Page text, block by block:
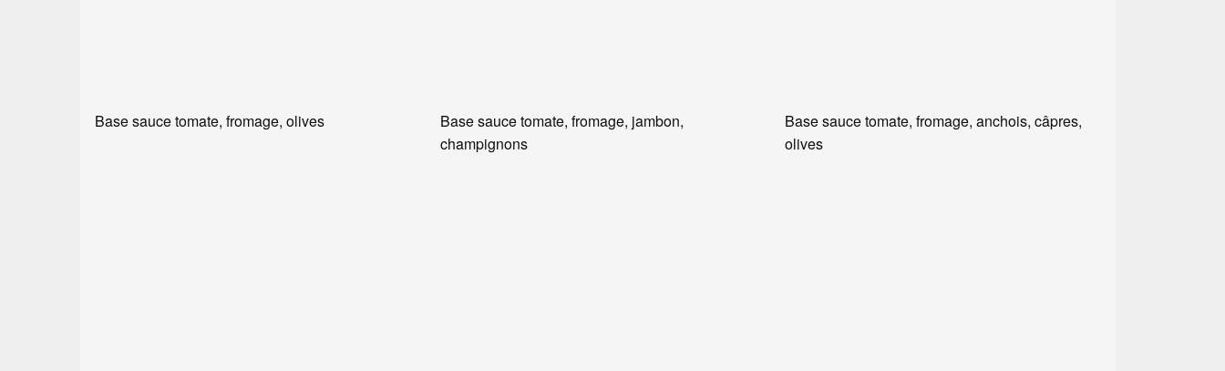
Base sauce tomate, fromage, olives
Base sauce tomate, fromage, jambon,
champignons
Base sauce tomate, fromage, anchois, câpres,
olives